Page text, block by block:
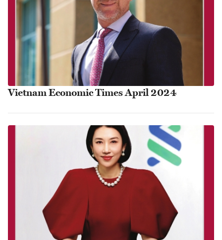
Vietnam Economic Times April 2024